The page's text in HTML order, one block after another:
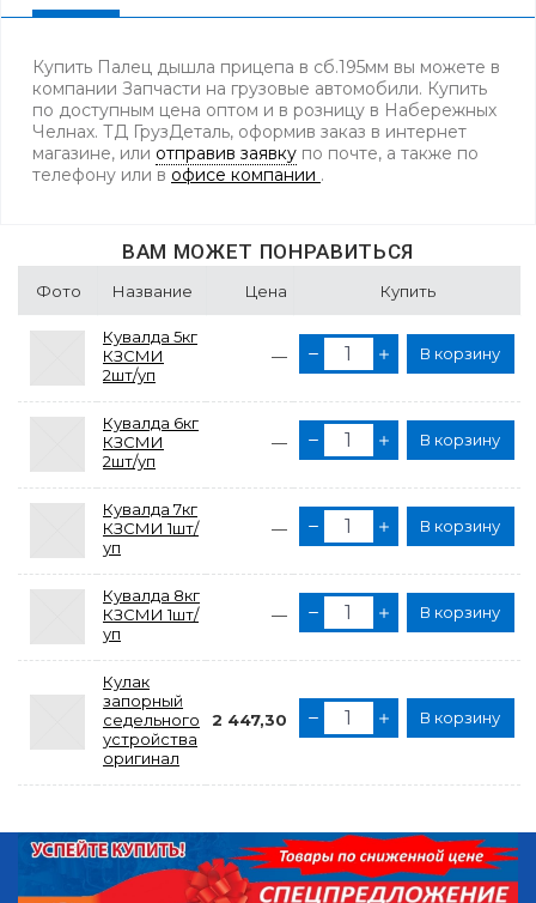
Купить Палец дышла прицепа в сб.195мм вы можете в
компании Запчасти на грузовые автомобили. Купить
по доступным цена оптом и в розницу в Набережных
Челнах. ТД ГрузДеталь, оформив заказ в интернет
магазине, или отправив заявку по почте, а также по
телефону или в офисе компании .
ВАМ МОЖЕТ ПОНРАВИТЬСЯ
Фото Название Цена Купить
Кувалда 5кг
КЗСМИ
2шт/уп
— В корзину
Кувалда 6кг
КЗСМИ
2шт/уп
— В корзину
Кувалда 7кг
КЗСМИ 1шт/
уп
— В корзину
Кувалда 8кг
КЗСМИ 1шт/
уп
— В корзину
Кулак
запорный
седельного
устройства
оригинал
2 447,30 В корзину